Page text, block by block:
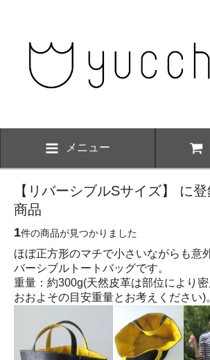
メニュー
【リバーシブルSサイズ】 に
商品
1件の商品が見つかりました
ほぼ正方形のマチで小さいながらも意
バーシブルトートバッグです。
重量：約300g(天然皮革は部位により
おおよその目安重量とお考えください)